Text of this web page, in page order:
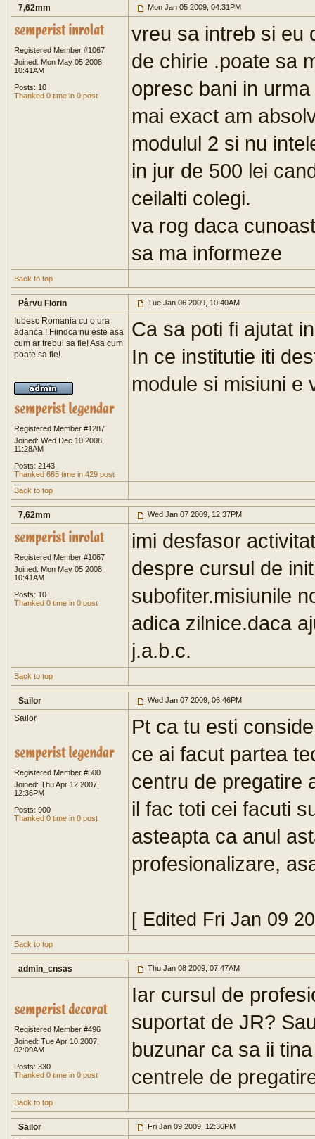
7,62mm Mon Jan 05 2009, 04:31PM
Registered Member #1067
Joined: Mon May 05 2008,
10:41AM
Posts: 10
Thanked 0 time in 0 post
vreu sa intreb si eu
de chirie .poate sa
opresc bani in
mai exact am
modulul 2 si nu
in jur de 500 lei
ceilalti colegi.
va rog daca
sa ma informeze
Back to top
Pârvu Florin Tue Jan 06 2009, 10:40AM
Iubesc Romania cu o ura
adanca ! Fiindca nu este asa
cum ar trebui sa fie! Asa cum
poate sa fie!
Registered Member #1287
Joined: Wed Dec 10 2008,
11:28AM
Posts: 2143
Thanked 665 time in 429 post
Ca sa poti fi ajutat
In ce institutie iti
module si misiuni e
Back to top
7,62mm Wed Jan 07 2009, 12:37PM
Registered Member #1067
Joined: Mon May 05 2008,
10:41AM
Posts: 10
Thanked 0 time in 0 post
imi desfasor
despre cursul de
subofiter.misiunile
adica zilnice.daca
j.a.b.c.
Back to top
Sailor Wed Jan 07 2009, 06:46PM
Sailor
Registered Member #500
Joined: Thu Apr 12 2007,
12:36PM
Posts: 900
Thanked 0 time in 0 post
Pt ca tu esti
ce ai facut partea
centru de pregatire
il fac toti cei facuti
asteapta ca anul
profesionalizare,
[ Edited Fri Jan 09
Back to top
admin_cnsas Thu Jan 08 2009, 07:47AM
Registered Member #496
Joined: Tue Apr 10 2007,
02:09AM
Posts: 330
Thanked 0 time in 0 post
Iar cursul de
suportat de JR?
buzunar ca sa ii
centrele de
Back to top
Sailor Fri Jan 09 2009, 12:36PM